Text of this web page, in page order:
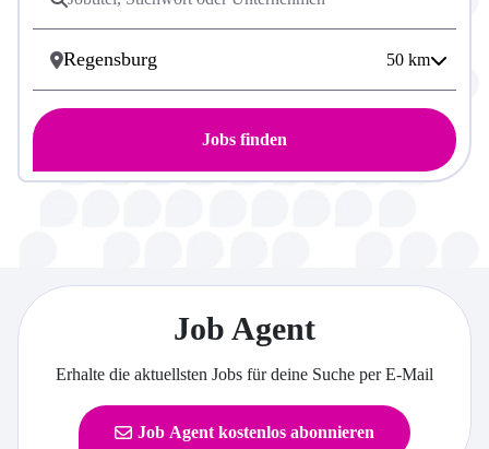
50 km
Jobs finden
Job Agent
Erhalte die aktuellsten Jobs für deine Suche per E-Mail
Job Agent kostenlos abonnieren